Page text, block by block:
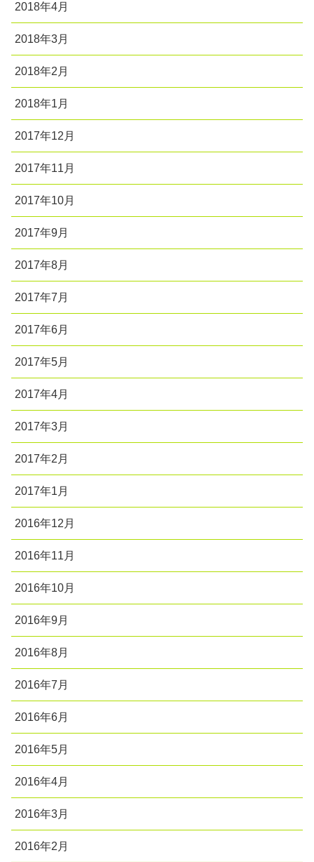
2018年4月
2018年3月
2018年2月
2018年1月
2017年12月
2017年11月
2017年10月
2017年9月
2017年8月
2017年7月
2017年6月
2017年5月
2017年4月
2017年3月
2017年2月
2017年1月
2016年12月
2016年11月
2016年10月
2016年9月
2016年8月
2016年7月
2016年6月
2016年5月
2016年4月
2016年3月
2016年2月